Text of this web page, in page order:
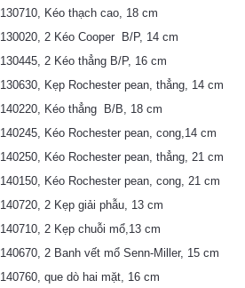
130710, Kéo thạch cao, 18 cm
130020, 2 Kéo Cooper B/P, 14 cm
130445, 2 Kéo thẳng B/P, 16 cm
130630, Kẹp Rochester pean, thẳng, 14 cm
140220, Kéo thẳng B/B, 18 cm
140245, Kéo Rochester pean, cong,14 cm
140250, Kéo Rochester pean, thẳng, 21 cm
140150, Kéo Rochester pean, cong, 21 cm
140720, 2 Kẹp giải phẫu, 13 cm
140710, 2 Kẹp chuỗi mổ,13 cm
140670, 2 Banh vết mổ Senn-Miller, 15 cm
140760, que dò hai mặt, 16 cm